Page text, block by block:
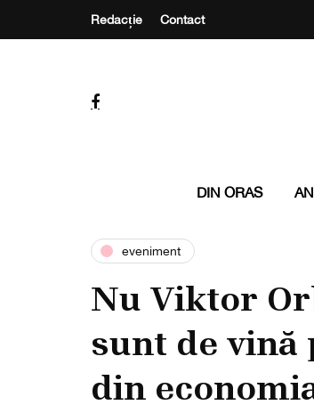
Redacție Contact
DIN ORAS
eveniment
Nu Viktor
sunt de
din